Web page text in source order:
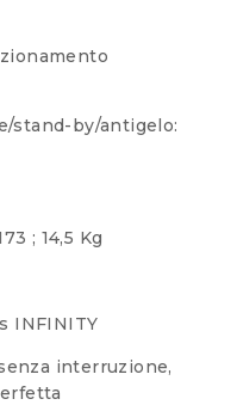
stand-by/antigelo:
; 14,5 Kg
INFINITY
interruzione,